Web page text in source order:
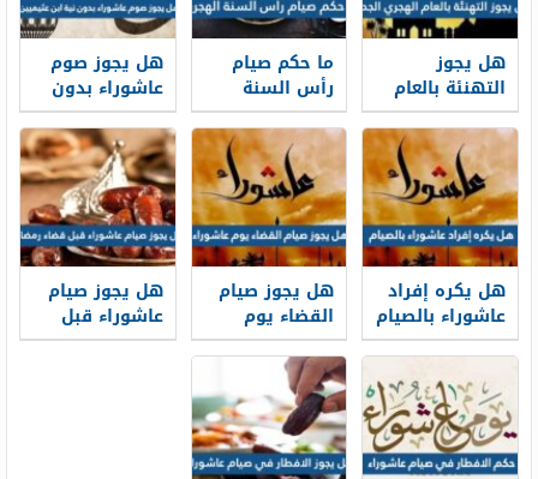
هل يجوز
التهنئة بالعام
الهجري الجديد
1448
ما حكم صيام
رأس السنة
الهجرية
هل يجوز صوم
عاشوراء بدون
نية ابن عثيميين
هل يكره إفراد
عاشوراء بالصيام
هل يجوز صيام
القضاء يوم
عاشوراء
هل يجوز صيام
عاشوراء قبل
قضاء رمضان